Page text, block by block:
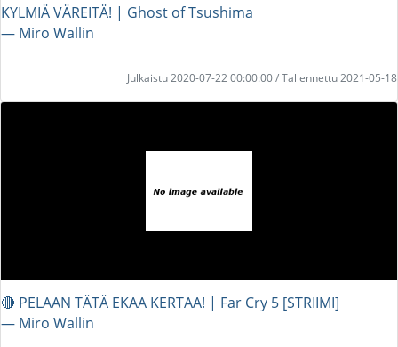
KYLMIÄ VÄREITÄ! | Ghost of Tsushima
― Miro Wallin
Julkaistu 2020-07-22 00:00:00 / Tallennettu 2021-05-18
🔴 PELAAN TÄTÄ EKAA KERTAA! | Far Cry 5 [STRIIMI]
― Miro Wallin